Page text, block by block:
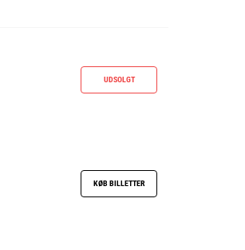
UDSOLGT
KØB BILLETTER